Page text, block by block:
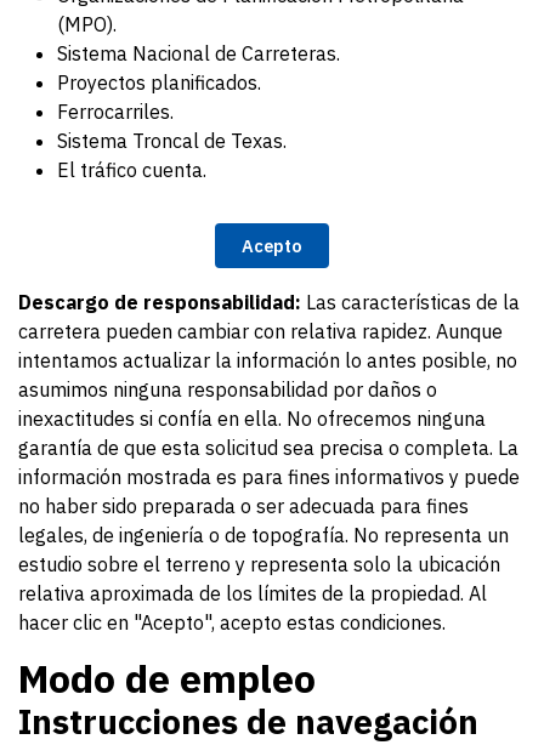
(MPO).
Sistema Nacional de Carreteras.
Proyectos planificados.
Ferrocarriles.
Sistema Troncal de Texas.
El tráfico cuenta.
Acepto
Descargo de responsabilidad: Las características de la
carretera pueden cambiar con relativa rapidez. Aunque
intentamos actualizar la información lo antes posible, no
asumimos ninguna responsabilidad por daños o
inexactitudes si confía en ella. No ofrecemos ninguna
garantía de que esta solicitud sea precisa o completa. La
información mostrada es para fines informativos y puede
no haber sido preparada o ser adecuada para fines
legales, de ingeniería o de topografía. No representa un
estudio sobre el terreno y representa solo la ubicación
relativa aproximada de los límites de la propiedad. Al
hacer clic en "Acepto", acepto estas condiciones.
Modo de empleo
Instrucciones de navegación